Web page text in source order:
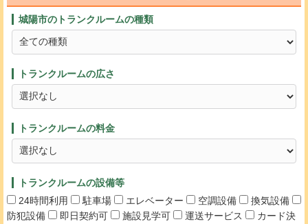
城陽市のトランクルームの種類
トランクルームの広さ
トランクルームの料金
トランクルームの設備等
24時間利用
駐車場 エレベーター 空調設備
換気設備
防犯設備
即日契約可 施設見学可 運送サービス
カード決